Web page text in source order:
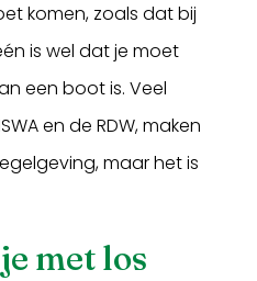
komen, zoals dat bij
is wel dat je moet
een boot is. Veel
en de RDW, maken
maar het is
met los